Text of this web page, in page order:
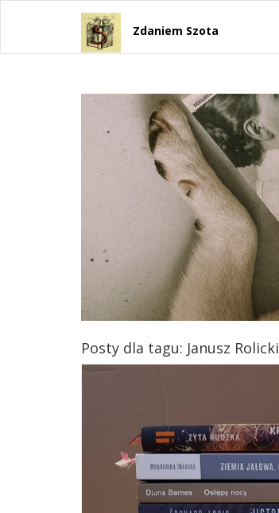
Zdaniem Szota
Posty dla tagu: Janusz Rolicki